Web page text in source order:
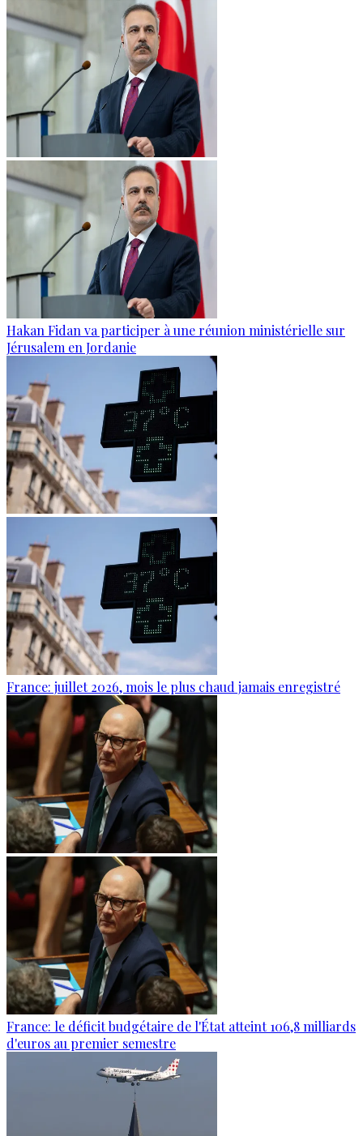
Hakan Fidan va participer à une réunion ministérielle sur
Jérusalem en Jordanie
France: juillet 2026, mois le plus chaud jamais enregistré
France: le déficit budgétaire de l'État atteint 106,8 milliards
d'euros au premier semestre